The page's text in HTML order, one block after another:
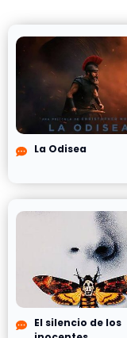
La Odisea
El silencio de los